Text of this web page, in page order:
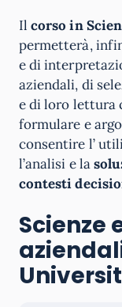
Ilcorso in
permetterà,
e di
aziendali, di
e di loro lettura
formulare e
consentire l’
l’analisi e la
contesti
Scienze